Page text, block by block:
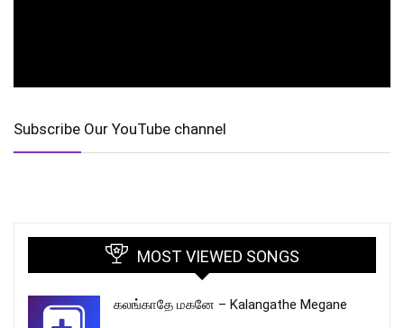
Subscribe Our YouTube channel
MOST VIEWED SONGS
கலங்காதே மகனே – Kalangathe Megane